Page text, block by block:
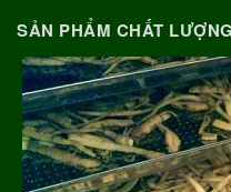
SẢN PHẨM CHẤT